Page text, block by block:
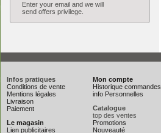
Enter your email and we will
send offers privilege.
Infos pratiques
Conditions de vente
Mentions légales
Livraison
Paiement
Le magasin
Lien publicitaires
Mon compte
Historique commandes
info Personnelles
Catalogue
top des ventes
Promotions
Nouveauté